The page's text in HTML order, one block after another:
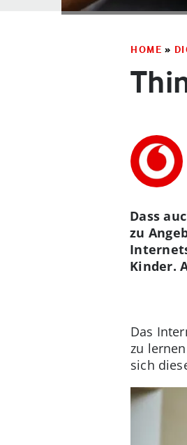
HOME »
Dass
zu
Kinder.
Das
zu
sich